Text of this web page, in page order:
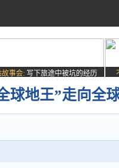
故事会: 写下旅途中被坑的经历
球地王”走向全